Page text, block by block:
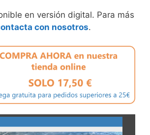
en versión digital. Para más
con nosotros.